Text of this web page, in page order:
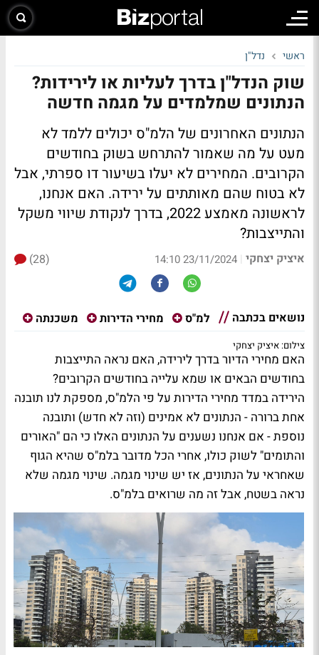
ראשי נדל"ן
שוק הנדל"ן בדרך לעליות או לירידות?
הנתונים שמלמדים על מגמה חדשה
הנתונים האחרונים של הלמ"ס יכולים ללמד לא
מעט על מה שאמור להתרחש בשוק בחודשים
הקרובים. המחירים לא יעלו בשיעור דו ספרתי, אבל
לא בטוח שהם מאותתים על ירידה. האם אנחנו,
לראשונה מאמצע 2022, בדרך לנקודת שיווי משקל
והתייצבות?
איציק יצחקי |
23/11/2024 14:10
(28)
נושאים בכתבה למ"ס מחירי הדירות משכנתה
צילום: איציק יצחקי
האם מחירי הדיור בדרך לירידה, האם נראה התייצבות
בחודשים הבאים או שמא עלייה בחודשים הקרובים?
הירידה במדד מחירי הדירות על פי הלמ"ס, מספקת לנו תובנה
אחת ברורה - הנתונים לא אמינים (וזה לא חדש) ותובנה
נוספת - אם אנחנו נשענים על הנתונים האלו כי הם "האורים
והתומים" לשוק כולו, אחרי הכל מדובר בלמ"ס שהיא הגוף
שאחראי על הנתונים, אז יש שינוי מגמה. שינוי מגמה שלא
נראה בשטח, אבל זה מה שרואים בלמ"ס.